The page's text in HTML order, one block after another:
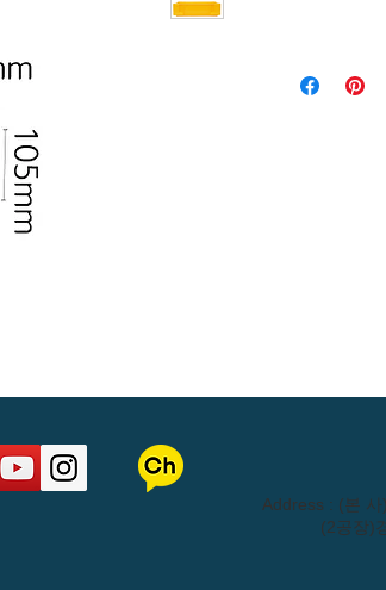
​Address : (본
(2공장)